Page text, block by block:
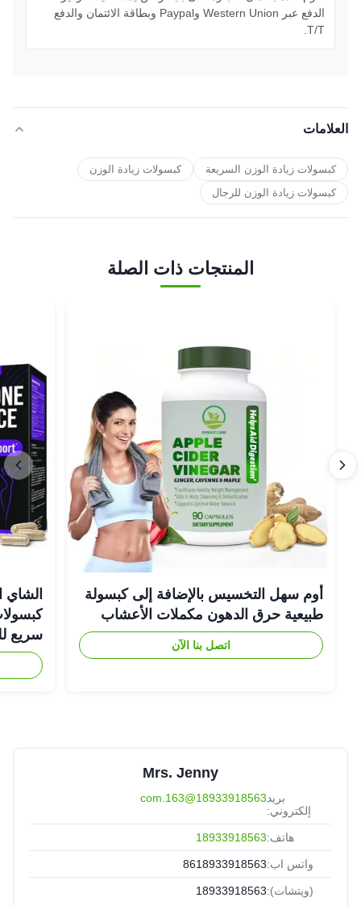
الدفع عبر Western Union وPaypal وبطاقة الائتمان والدفع
T/T.
العلامات
كبسولات زيادة الوزن السريعة
كبسولات زيادة الوزن
كبسولات زيادة الوزن للرجال
المنتجات ذات الصلة
أوم سهل التخسيس بالإضافة إلى كبسولة
طبيعية حرق الدهون مكملات الأعشاب
اتصل بنا الآن
سريع
Mrs. Jenny
بريد
إلكتروني:
18933918563@163.com
هاتف:18933918563
واتس اب:8618933918563
(ويتشات):18933918563